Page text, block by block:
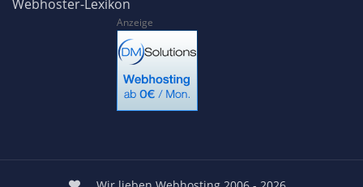
Webhoster-Lexikon
Anzeige